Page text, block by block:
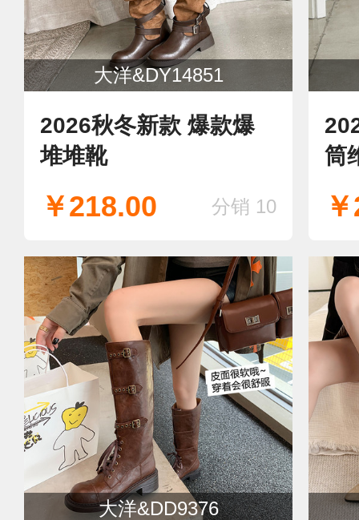
大洋&DY14851
2026秋冬新款 爆款爆
堆堆靴
￥218.00 分销 10
筒
大洋&DD9376